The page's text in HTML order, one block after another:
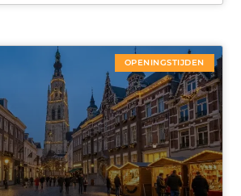
OPENINGSTIJDEN